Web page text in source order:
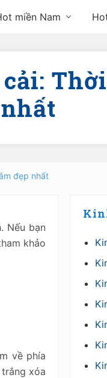
miền Nam
đẹp nhất
Nếu bạn
khảo
về phía
xóa